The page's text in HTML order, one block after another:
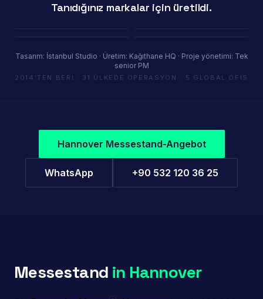
Tanıdığınız markalar için üretildi.
Pioli
Tasarım: İstanbul Studio · Üretim: Kağıthane HQ · Proje yönetimi: Tek
senior PM
2014'TEN BERI · 31 ÜLKEDE OPERASYON · 5 GLOBAL OFIS
INDUSTRIELLER STAND REFERENZ
China Pavilion — IDEF
Großformat Pavillon · Multi-Zone · Industrie-Standard
Hannover Messestand-Angebot
WhatsApp +90 532 120 36 25
Messestand in Hannover